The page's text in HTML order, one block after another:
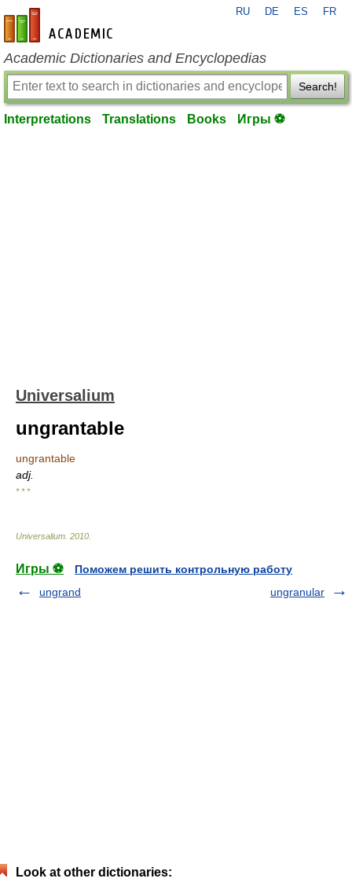
en-academic.com
RU DE ES FR
Academic Dictionaries and Encyclopedias
Search!
Interpretations Translations Books Игры ⚽
Universalium
ungrantable
ungrantable
adj.
* * *
Universalium 2010
Игры ⚽
Поможем решить контрольную работу
ungrand
ungranular
Look at other dictionaries: